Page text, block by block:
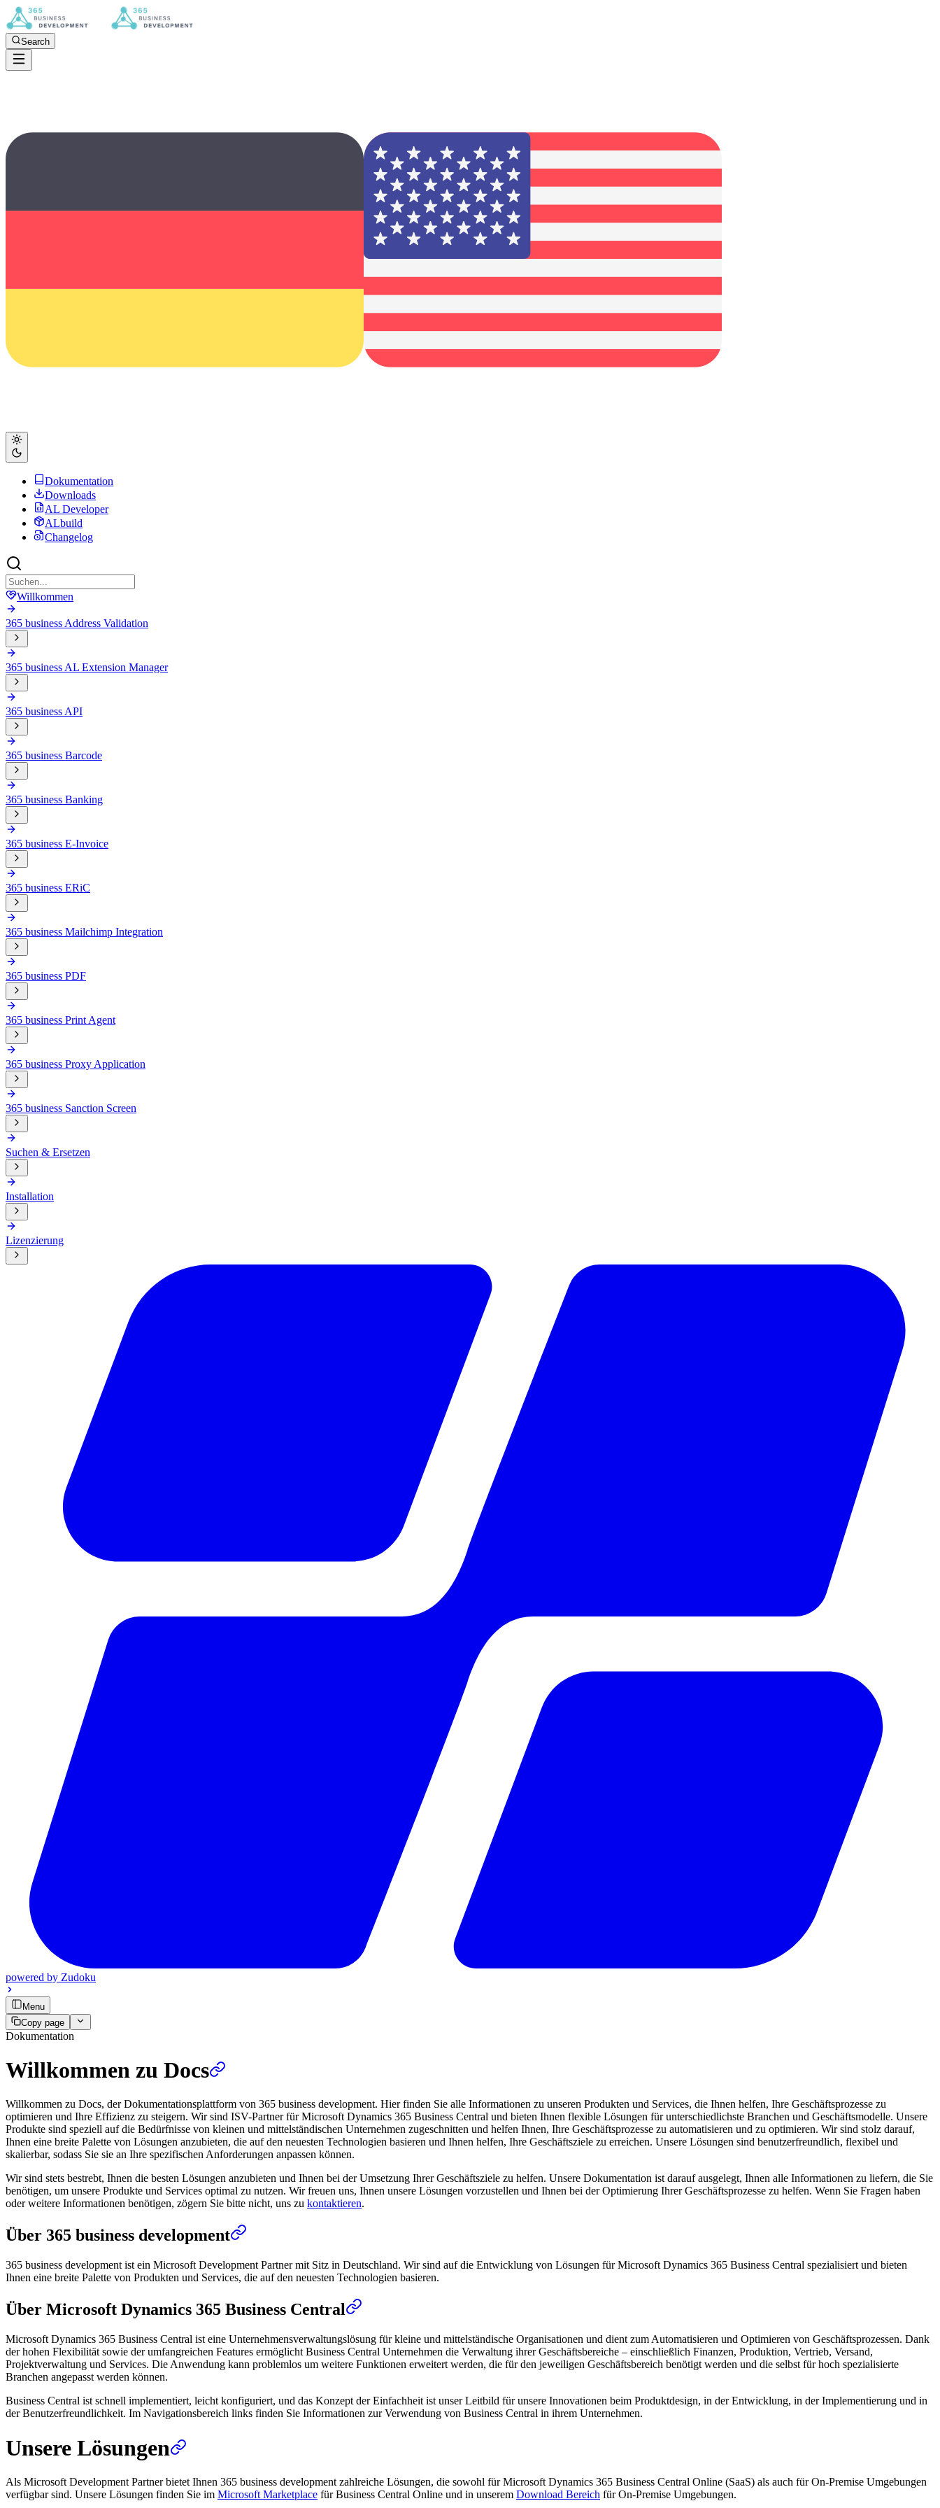
Search
Dokumentation
Downloads
AL Developer
ALbuild
Changelog
Willkommen
365 business Address Validation
365 business AL Extension Manager
365 business API
365 business Barcode
365 business Banking
365 business E-Invoice
365 business ERiC
365 business Mailchimp Integration
365 business PDF
365 business Print Agent
365 business Proxy Application
365 business Sanction Screen
Suchen & Ersetzen
Installation
Lizenzierung
powered by Zudoku
Menu
Copy page
Dokumentation
Willkommen zu Docs
Willkommen zu Docs, der Dokumentationsplattform von 365 business development. Hier finden Sie alle Informationen zu unseren Produkten und Services, die Ihnen helfen, Ihre Geschäftsprozesse zu
optimieren und Ihre Effizienz zu steigern. Wir sind ISV-Partner für Microsoft Dynamics 365 Business Central und bieten Ihnen flexible Lösungen für unterschiedlichste Branchen und Geschäftsmodelle. Unsere
Produkte sind speziell auf die Bedürfnisse von kleinen und mittelständischen Unternehmen zugeschnitten und helfen Ihnen, Ihre Geschäftsprozesse zu automatisieren und zu optimieren. Wir sind stolz darauf,
Ihnen eine breite Palette von Lösungen anzubieten, die auf den neuesten Technologien basieren und Ihnen helfen, Ihre Geschäftsziele zu erreichen. Unsere Lösungen sind benutzerfreundlich, flexibel und
skalierbar, sodass Sie sie an Ihre spezifischen Anforderungen anpassen können.
Wir sind stets bestrebt, Ihnen die besten Lösungen anzubieten und Ihnen bei der Umsetzung Ihrer Geschäftsziele zu helfen. Unsere Dokumentation ist darauf ausgelegt, Ihnen alle Informationen zu liefern, die Sie
benötigen, um unsere Produkte und Services optimal zu nutzen. Wir freuen uns, Ihnen unsere Lösungen vorzustellen und Ihnen bei der Optimierung Ihrer Geschäftsprozesse zu helfen. Wenn Sie Fragen haben
oder weitere Informationen benötigen, zögern Sie bitte nicht, uns zu kontaktieren.
Über 365 business development
365 business development ist ein Microsoft Development Partner mit Sitz in Deutschland. Wir sind auf die Entwicklung von Lösungen für Microsoft Dynamics 365 Business Central spezialisiert und bieten
Ihnen eine breite Palette von Produkten und Services, die auf den neuesten Technologien basieren.
Über Microsoft Dynamics 365 Business Central
Microsoft Dynamics 365 Business Central ist eine Unternehmensverwaltungslösung für kleine und mittelständische Organisationen und dient zum Automatisieren und Optimieren von Geschäftsprozessen. Dank
der hohen Flexibilität sowie der umfangreichen Features ermöglicht Business Central Unternehmen die Verwaltung ihrer Geschäftsbereiche – einschließlich Finanzen, Produktion, Vertrieb, Versand,
Projektverwaltung und Services. Die Anwendung kann problemlos um weitere Funktionen erweitert werden, die für den jeweiligen Geschäftsbereich benötigt werden und die selbst für hoch spezialisierte
Branchen angepasst werden können.
Business Central ist schnell implementiert, leicht konfiguriert, und das Konzept der Einfachheit ist unser Leitbild für unsere Innovationen beim Produktdesign, in der Entwicklung, in der Implementierung und in
der Benutzerfreundlichkeit. Im Navigationsbereich links finden Sie Informationen zur Verwendung von Business Central in ihrem Unternehmen.
Unsere Lösungen
Als Microsoft Development Partner bietet Ihnen 365 business development zahlreiche Lösungen, die sowohl für Microsoft Dynamics 365 Business Central Online (SaaS) als auch für On-Premise Umgebungen
verfügbar sind. Unsere Lösungen finden Sie im Microsoft Marketplace für Business Central Online und in unserem Download Bereich für On-Premise Umgebungen.